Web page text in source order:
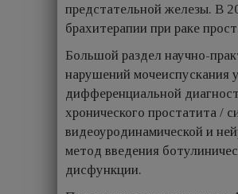
предстательной железы. В
брахитерапии при раке
Большой раздел научно-
нарушений мочеиспускания
дифференциальной
хронического простатита /
видеоуродинамической и
метод введения
дисфункции.